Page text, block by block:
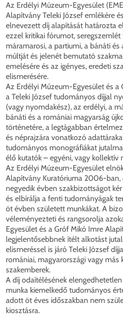
Az Erdélyi Múzeum-Egyesület
Alapítvány Teleki József emlékére
elnevezett díj alapítását határozta
ezzel kritikai fórumot,
máramarosi, a partiumi, a bánáti
múltját és jelenét bemutató
emelésére és az igényes, eredeti
elismerésére.
Az Erdélyi Múzeum-Egyesület és
a Teleki József tudományos díjjal
(vagy nyomdakész), az erdélyi, a
bánáti és a romániai magyarság
történetére, a legtágabban
és néprajzára vonatkozó
tudományos monográfiákat
élő kutatók – egyéni, vagy kollektív
Az Erdélyi Múzeum-Egyesület
Alapítvány Kuratóriuma 2006-ban,
negyedik évben szakbizottságot
és elbírálja a fenti tudományágak
öt évben született munkákat. A
véleményezteti és rangsorolja
Egyesület és a Gróf Mikó Imre
legjelentősebbnek ítélt alkotást
elismeréssel is járó Teleki József
romániai, magyarországi vagy más
szakemberek.
A díj odaítélésének
munka kiemelkedő tudományos
adott öt éves időszakban nem
kiosztásra.